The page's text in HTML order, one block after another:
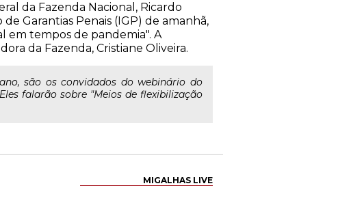
da Fazenda Nacional, Ricardo
Garantias Penais (IGP) de amanhã,
em tempos de pandemia". A
da Fazenda, Cristiane Oliveira.
são os convidados do webinário do
falarão sobre "Meios de flexibilização
MIGALHAS LIVE